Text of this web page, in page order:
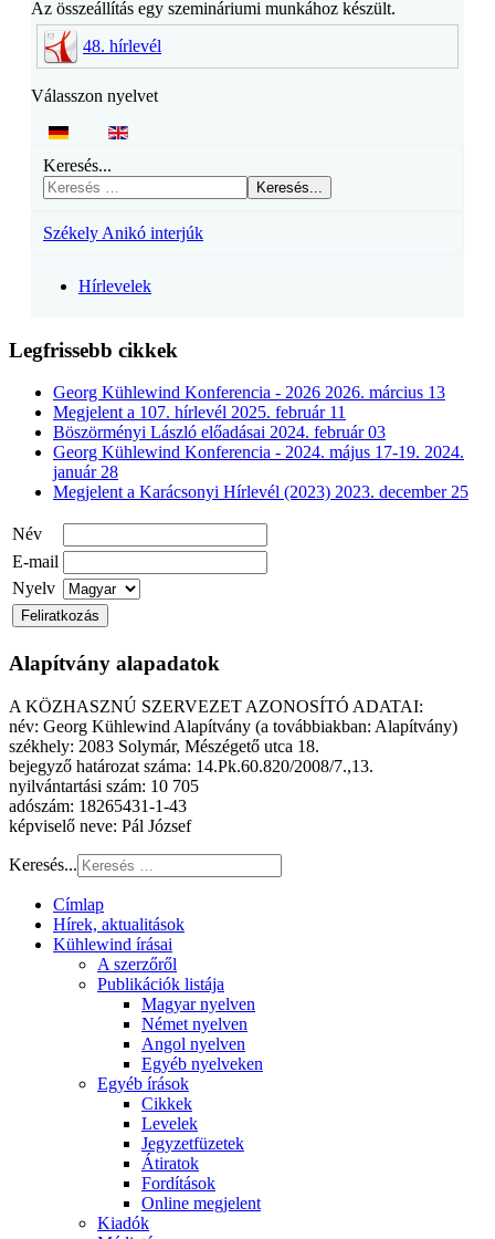
Az összeállítás egy szemináriumi munkához készült.
48. hírlevél
Válasszon nyelvet
Keresés...
Keresés...
Székely Anikó interjúk
Hírlevelek
Legfrissebb cikkek
Georg Kühlewind Konferencia - 2026 2026. március 13
Megjelent a 107. hírlevél 2025. február 11
Böszörményi László előadásai 2024. február 03
Georg Kühlewind Konferencia - 2024. május 17-19. 2024.
január 28
Megjelent a Karácsonyi Hírlevél (2023) 2023. december 25
Név
E-mail
Nyelv
Alapítvány alapadatok
A KÖZHASZNÚ SZERVEZET AZONOSÍTÓ ADATAI:
név: Georg Kühlewind Alapítvány (a továbbiakban: Alapítvány)
székhely: 2083 Solymár, Mészégető utca 18.
bejegyző határozat száma: 14.Pk.60.820/2008/7.,13.
nyilvántartási szám: 10 705
adószám: 18265431-1-43
képviselő neve: Pál József
Keresés...
Címlap
Hírek, aktualitások
Kühlewind írásai
A szerzőről
Publikációk listája
Magyar nyelven
Német nyelven
Angol nyelven
Egyéb nyelveken
Egyéb írások
Cikkek
Levelek
Jegyzetfüzetek
Átiratok
Fordítások
Online megjelent
Kiadók